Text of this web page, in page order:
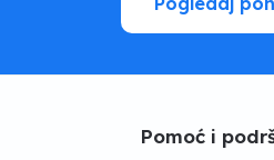
Pomoć i